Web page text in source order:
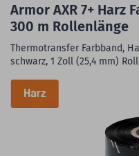
Zum
Ende
der
the
Armor AXR 7+ Harz
300 m Rollenlänge
Thermotransfer Farbband,
schwarz, 1 Zoll (25,4 mm)